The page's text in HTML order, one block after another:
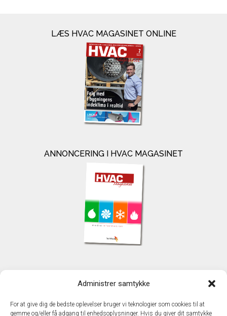
Administrer samtykke
For at give dig de bedste oplevelser bruger vi teknologier som cookies til at
gemme og/eller få adgang til enhedsoplysninger. Hvis du giver dit samtykke
LÆS HVAC MAGASINET ONLINE
ANNONCERING I HVAC MAGASINET
TechMedia A/S
DK - 2600 Glostrup